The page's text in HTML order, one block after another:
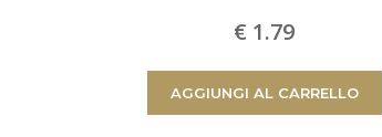
€ 1.79
AGGIUNGI AL CARRELLO